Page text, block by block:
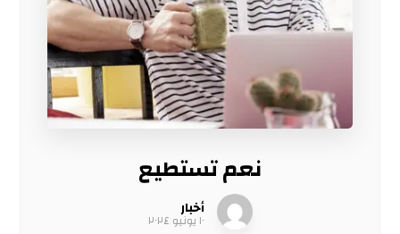
نعم تستطيع
أخبار
١٠ يونيو ٢٠٢٤